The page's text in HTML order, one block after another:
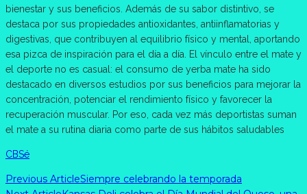
bienestar y sus beneficios. Además de su sabor distintivo, se
destaca por sus propiedades antioxidantes, antiinflamatorias y
digestivas, que contribuyen al equilibrio físico y mental, aportando
esa pizca de inspiración para el día a día. El vínculo entre el mate y
el deporte no es casual: el consumo de yerba mate ha sido
destacado en diversos estudios por sus beneficios para mejorar la
concentración, potenciar el rendimiento físico y favorecer la
recuperación muscular. Por eso, cada vez más deportistas suman
el mate a su rutina diaria como parte de sus hábitos saludables
CBSé
Previous ArticleSiempre celebrando la temporada